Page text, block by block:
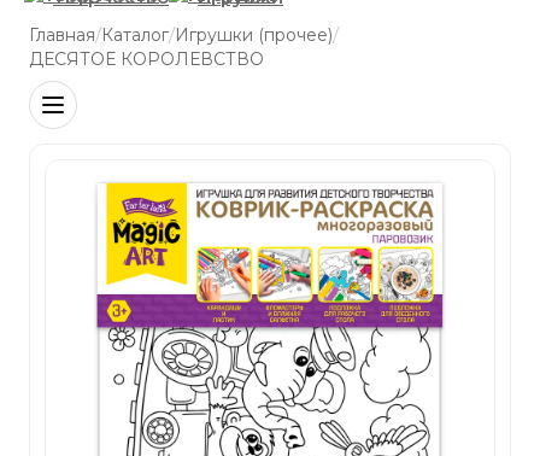
Главная/Каталог/Игрушки (прочее)/
ДЕСЯТОЕ КОРОЛЕВСТВО